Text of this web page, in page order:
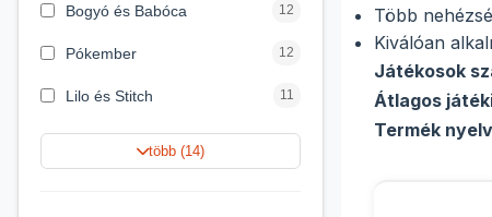
Bogyó és Babóca 12
Pókember 12
Lilo és Stitch 11
Jégvarázs 9
több (14)
Több
Kiválóan
Játékosok
Átlagos
Termék